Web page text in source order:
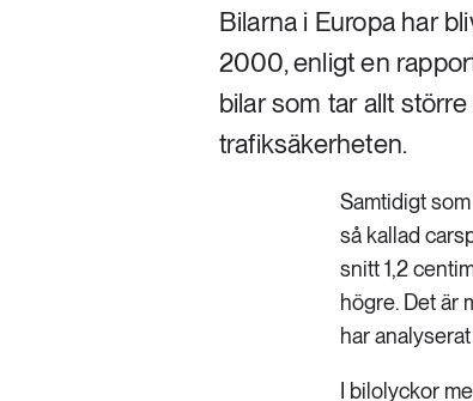
Bilarna i Europa har
2000, enligt en
bilar som tar allt
trafiksäkerheten.
Samtidigt
så kallad
snitt 1,2
högre. Det är
har
I bilolyckor